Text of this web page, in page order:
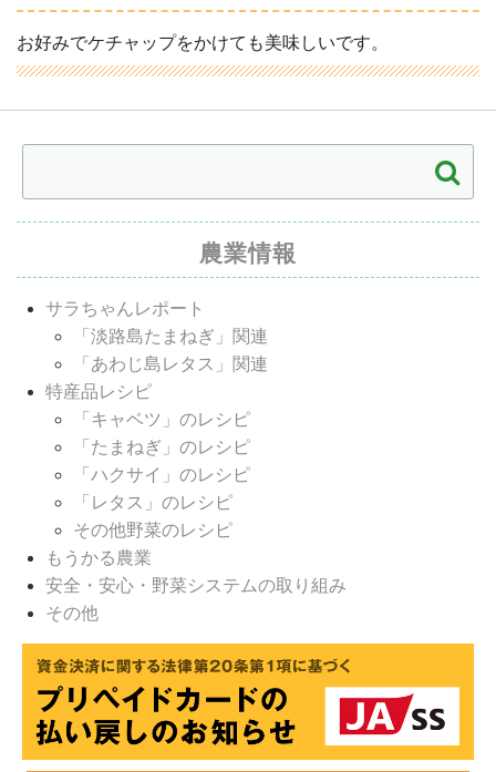
お好みでケチャップをかけても美味しいです。
農業情報
サラちゃんレポート
「淡路島たまねぎ」関連
「あわじ島レタス」関連
特産品レシピ
「キャベツ」のレシピ
「たまねぎ」のレシピ
「ハクサイ」のレシピ
「レタス」のレシピ
その他野菜のレシピ
もうかる農業
安全・安心・野菜システムの取り組み
その他